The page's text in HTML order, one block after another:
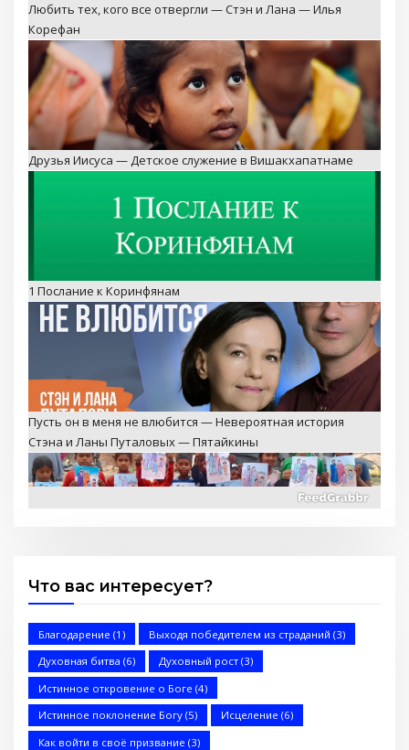
Друзья Иисуса — Детское служение в Вишакхапатнаме
1 Послание к Коринфянам
Пусть он в меня не влюбится — Невероятная история
Стэна и Ланы Путаловых — Пятайкины
Свет для народов — Детское служение, помощь
заключённым и миссии
2 Послание к Коринфянам
Запретный Иисус (Стэн и Лана — Иисус без границ)
Что вас интересует?
Благодарение (1) Выходя победителем из страданий (3)
Духовная битва (6) Духовный рост (3)
Истинное откровение о Боге (4)
Истинное поклонение Богу(5) Исцеление (6)
Как войти в своё призвание (3)